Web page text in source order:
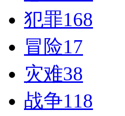
犯罪168
冒险17
灾难38
战争118